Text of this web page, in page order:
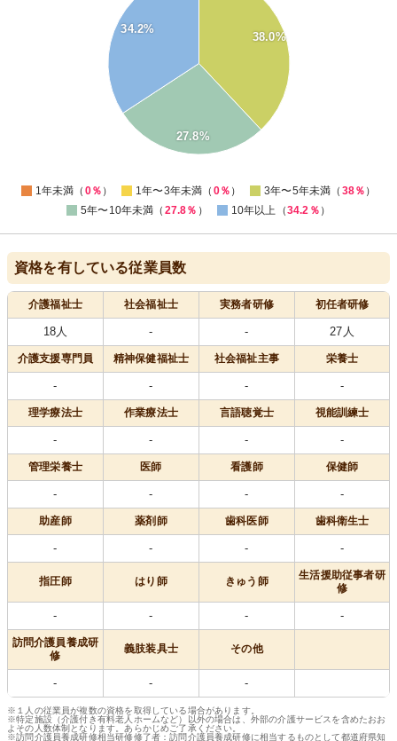
38.0%
27.8%
34.2%
1年未満（ 0％ ） 1年〜3年未満（ 0％ ） 3年〜5年未満（ 38％ ）
5年〜10年未満（ 27.8％ ） 10年以上（34.2％ ）
資格を有している従業員数
介護福祉士 社会福祉士 実務者研修 初任者研修
18人 - - 27人
介護支援専門員 精神保健福祉士 社会福祉主事 栄養士
- - - -
理学療法士 作業療法士 言語聴覚士 視能訓練士
- - - -
管理栄養士 医師 看護師 保健師
- - - -
助産師 薬剤師 歯科医師 歯科衛生士
- - - -
指圧師 はり師 きゅう師
生活援助従事者研
修
- - - -
訪問介護員養成研
修
義肢装具士 その他
- - -
※１人の従業員が複数の資格を取得している場合があります。
※特定施設（介護付き有料老人ホームなど）以外の場合は、外部の介護サービスを含めたおお
よその人数体制となります。あらかじめご了承ください。
※訪問介護員養成研修相当研修修了者：訪問介護員養成研修に相当するものとして都道府県知